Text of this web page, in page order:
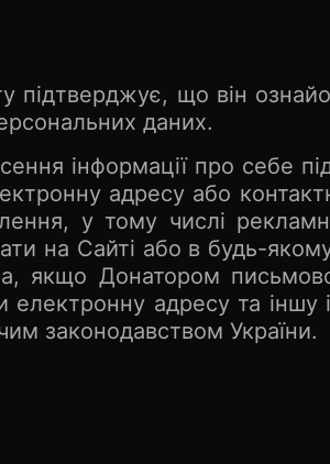
підтверджує, що він
даних.
інформації про себе
адресу або
у тому числі
на Сайті або в будь-
якщо Донатором
електронну адресу та
законодавством України.